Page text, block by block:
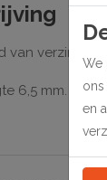
van verzinkt
6,5 mm.
We
en